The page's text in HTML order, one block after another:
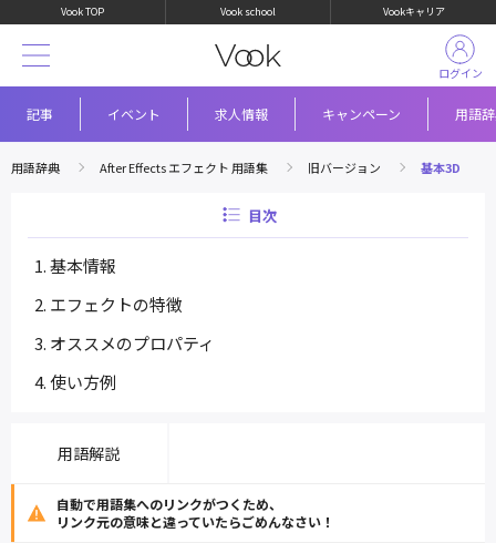
Vook TOP Vook school Vookキャリア
記事 イベント 求人情報 キャンペーン 用語
ログイン
用語辞典 After Effects エフェクト 用語集 旧バージョン 基本3D
目次
基本情報
エフェクトの特徴
オススメのプロパティ
使い方例
用語解説
自動で用語集へのリンクがつくため、
リンク元の意味と違っていたらごめんなさい！